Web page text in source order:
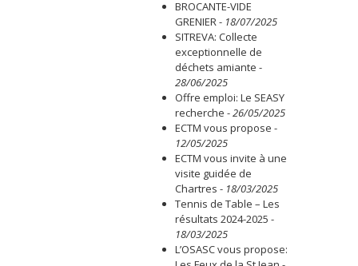
BROCANTE-VIDE
GRENIER- 18/07/2025
SITREVA: Collecte
exceptionnelle de
déchets amiante -
28/06/2025
Offre emploi: Le SEASY
recherche -26/05/2025
ECTM vous propose -
12/05/2025
ECTM vous invite à une
visite guidée de
Chartres - 18/03/2025
Tennis de Table – Les
résultats 2024-2025 -
18/03/2025
L’OSASC vous propose: